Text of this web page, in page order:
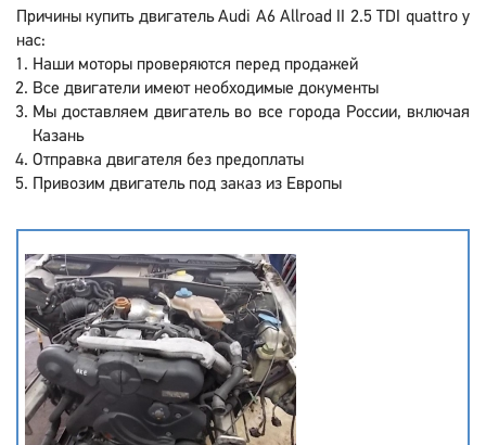
Причины купить двигатель Audi A6 Allroad II 2.5 TDI quattro у
нас:
Наши моторы проверяются перед продажей
Все двигатели имеют необходимые документы
Мы доставляем двигатель во все города России, включая
Казань
Отправка двигателя без предоплаты
Привозим двигатель под заказ из Европы